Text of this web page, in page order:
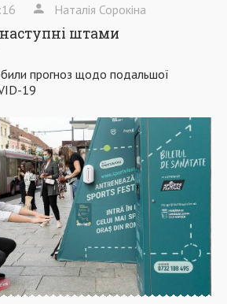
Наталія Сорокіна
штами
прогноз щодо подальшої
19